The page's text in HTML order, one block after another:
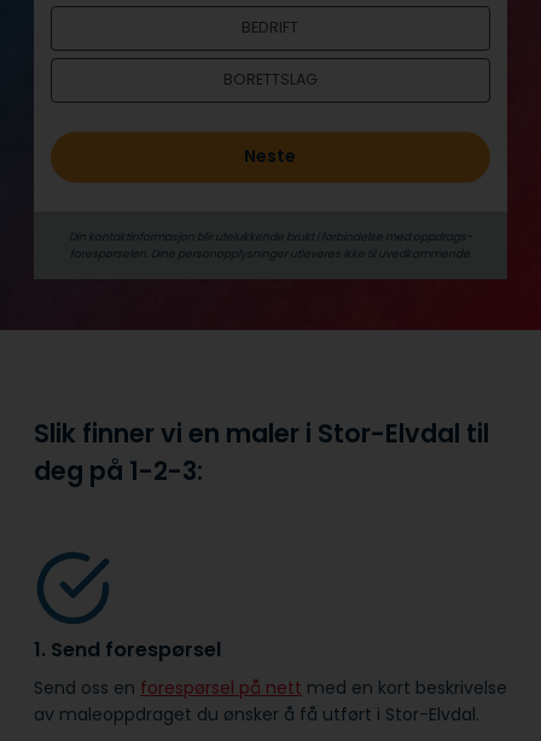
BEDRIFT
BORETTSLAG
Neste
Din kontaktinformasjon blir utelukkende brukt i forbindelse med oppdrags­
forespørselen. Dine person­­opplysninger utleveres ikke til uvedkommende.
Slik finner vi en maler i Stor-Elvdal til
deg på 1-2-3:
1. Send forespørsel
Send oss en forespørsel på nett med en kort beskrivelse
av maleoppdraget du ønsker å få utført i Stor-Elvdal.